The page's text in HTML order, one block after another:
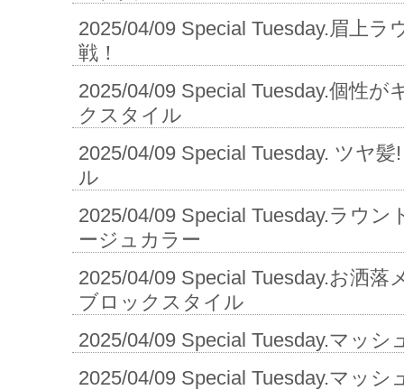
2025/04/09 Special Tuesday.眉上ラ
戦！
2025/04/09 Special Tuesday.個性が
クスタイル
2025/04/09 Special Tuesday. ツヤ
ル
2025/04/09 Special Tuesday.ラウ
ージュカラー
2025/04/09 Special Tuesday.お洒落
ブロックスタイル
2025/04/09 Special Tuesday.マッ
2025/04/09 Special Tuesday.マッシ